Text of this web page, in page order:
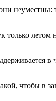
неуместны:
летом
чтобы в